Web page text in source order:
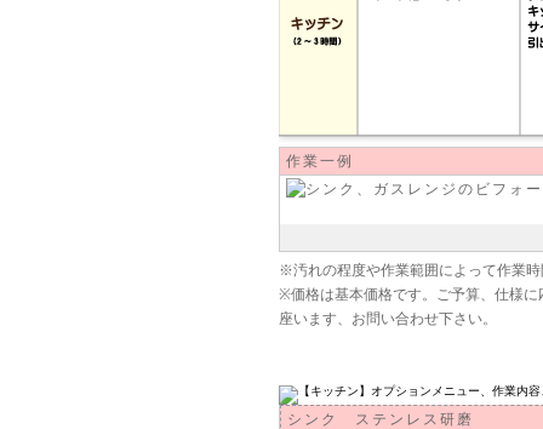
作業一例
※汚れの程度や作業範囲によって作業
※価格は基本価格です。ご予算、仕様に
座います、お問い合わせ下さい。
シンク ステンレス研磨